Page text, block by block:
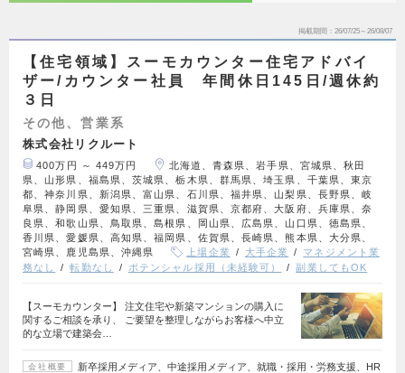
掲載期間 26/07/25～26/08/07
【住宅領域】スーモカウンター住宅アドバイ
ザー/カウンター社員 年間休日145日/週休約
３日
その他、営業系
株式会社リクルート
400万円 ～ 449万円
北海道、青森県、岩手県、宮城県、秋田
県、山形県、福島県、茨城県、栃木県、群馬県、埼玉県、千葉県、東京
都、神奈川県、新潟県、富山県、石川県、福井県、山梨県、長野県、岐
阜県、静岡県、愛知県、三重県、滋賀県、京都府、大阪府、兵庫県、奈
良県、和歌山県、鳥取県、島根県、岡山県、広島県、山口県、徳島県、
香川県、愛媛県、高知県、福岡県、佐賀県、長崎県、熊本県、大分県、
宮崎県、鹿児島県、沖縄県
上場企業 大手企業
マネジメント業
務なし
転勤なし ポテンシャル採用（未経験可） 副業してもOK
【スーモカウンター】 注文住宅や新築マンションの購入に
関するご相談を承り、 ご要望を整理しながらお客様へ中立
的な立場で建築会…
会社概要
新卒採用メディア、中途採用メディア、就職・採用・労務支援、HR